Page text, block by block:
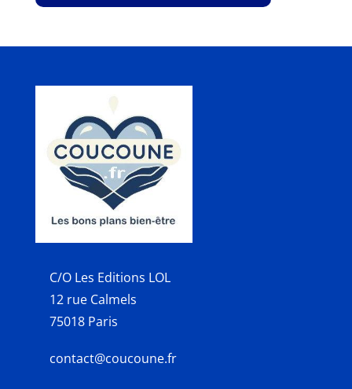
C/O Les Editions LOL
12 rue Calmels
75018 Paris
contact@coucoune.fr